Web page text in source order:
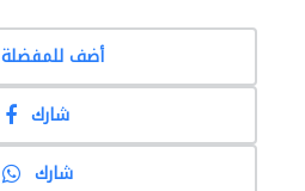
أضف للمفضلة
شارك
شارك